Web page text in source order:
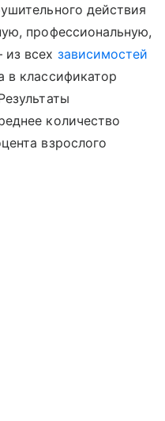
действия
профессиональную,
всех зависимостей
в классификатор
количество
взрослого